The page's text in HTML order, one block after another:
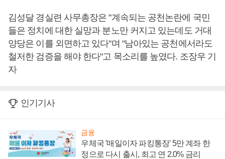
김성달 경실련 사무총장은 "계속되는 공천논란에 국민
들은 정치에 대한 실망과 분노만 커지고 있는데도 거대
양당은 이를 외면하고 있다"며 "남아있는 공천에서라도
철저한 검증을 해야 한다"고 목소리를 높였다. 조장우 기
자
인기기사
금융
우체국 '매일이자 파킹통장' 5만 계좌 한
정으로 다시 출시, 최고 연 2.0% 금리